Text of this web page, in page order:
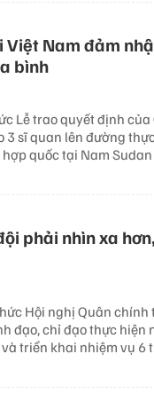
Việt Nam đảm
bình
Lễ trao quyết định của
3 sĩ quan lên đường
quốc tại Nam Sudan
phải nhìn xa hơn,
Hội nghị Quân chính
đạo, chỉ đạo thực hiện
triển khai nhiệm vụ 6